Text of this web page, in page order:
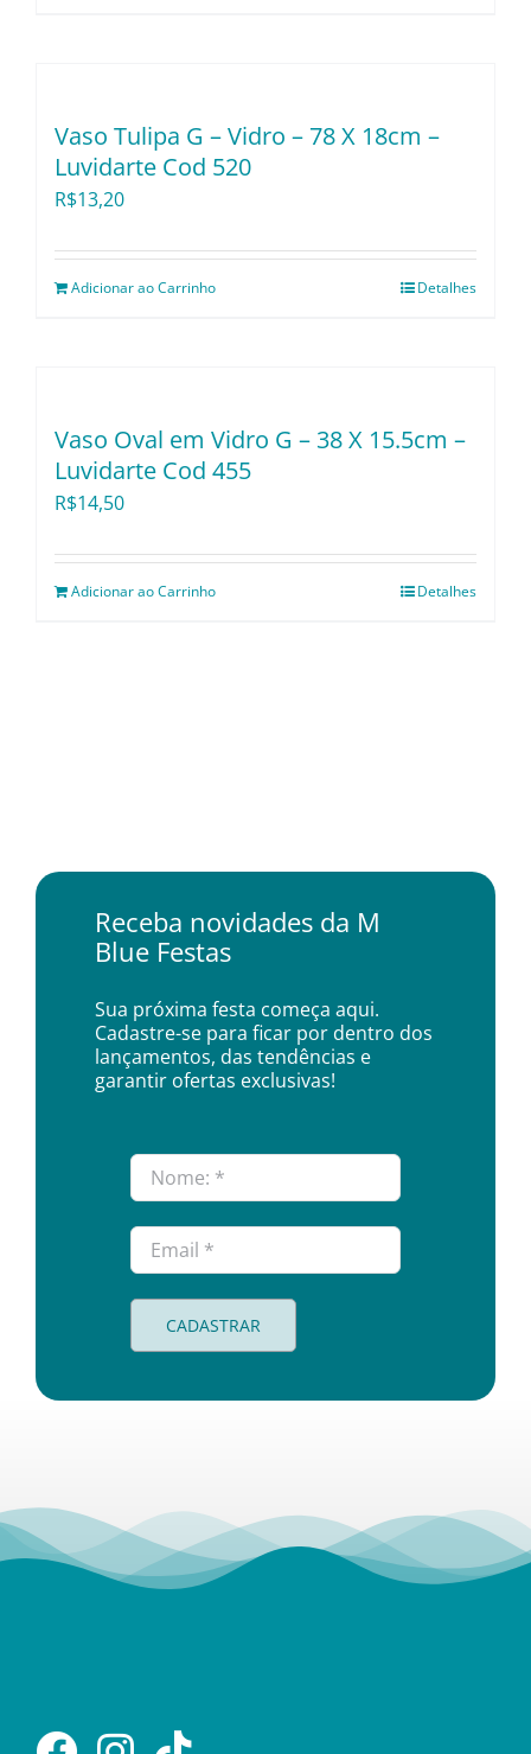
Vaso Tulipa G – Vidro – 78 X 18cm –
Luvidarte Cod 520
R$13,20
Adicionar ao Carrinho Detalhes
Vaso Oval em Vidro G – 38 X 15.5cm –
Luvidarte Cod 455
R$14,50
Adicionar ao Carrinho Detalhes
Receba novidades da M
Blue Festas
Sua próxima festa começa aqui.
Cadastre-se para ficar por dentro dos
lançamentos, das tendências e
garantir ofertas exclusivas!
CADASTRAR